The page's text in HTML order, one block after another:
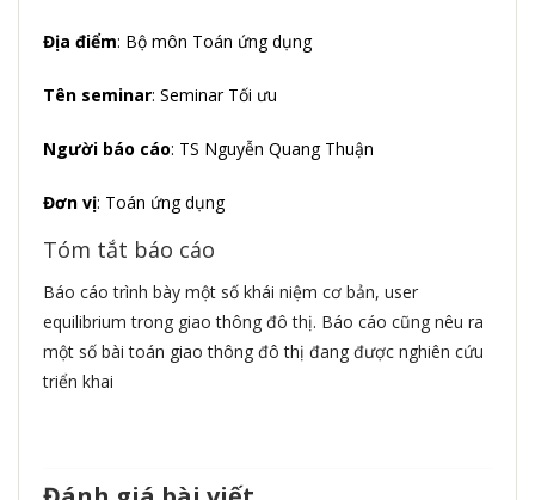
Địa điểm: Bộ môn Toán ứng dụng
Tên seminar: Seminar Tối ưu
Người báo cáo: TS Nguyễn Quang Thuận
Đơn vị: Toán ứng dụng
Tóm tắt báo cáo
Báo cáo trình bày một số khái niệm cơ bản, user
equilibrium trong giao thông đô thị. Báo cáo cũng nêu ra
một số bài toán giao thông đô thị đang được nghiên cứu
triển khai